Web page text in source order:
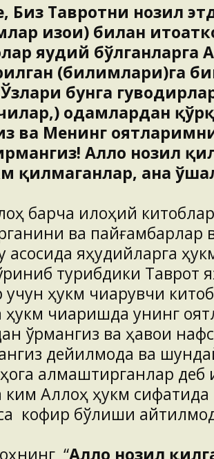
Биз Тавротни нозил
изоҳи) билан
яҳудий бўлганларга
(билимлари)га
бунга
одамлардан
ва Менинг оятларимни
Аллоҳ нозил
қилмаганлар, ана
барча илоҳий
ва пайғамбарлар
асосида яҳудийларга
турибдики Таврот
учун ҳукм чиқарувчи
ҳукм чиқаришда унинг
қўрқмангиз ва ҳавои
дейилмоқда ва
алмаштирганлар деб
ким Аллоҳ ҳукм
кофир бўлиши
“Аллоҳ нозил